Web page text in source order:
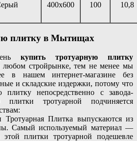
400х600 100 10,8
плитку в Мытищах
купить тротуарную плитку
стройрынке, тем не менее мы
в нашем интернет-магазине без
и складские издержки, потому что
непосредственно с завода-
плитки тротуарной подчиняется
Плитка выпускаются из
Самый используемый материал —
плитки тротуарной подешевле